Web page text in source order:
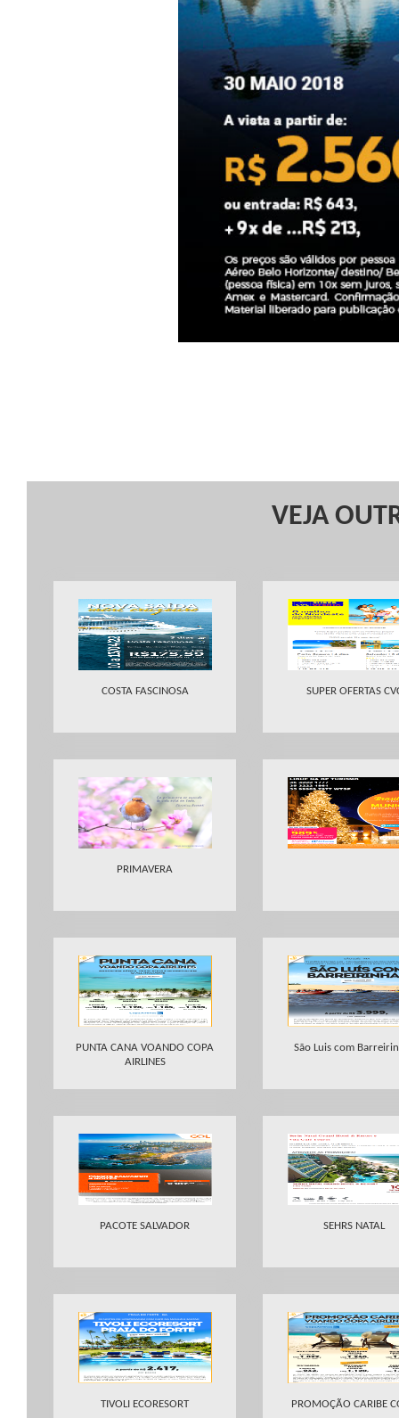
VEJA
COSTA FASCINOSA SUPER OFERTAS
PRIMAVERA
PUNTA CANA VOANDO COPA
AIRLINES
São Luis com
PACOTE SALVADOR SEHRS NATAL
TIVOLI ECORESORT PROMOÇÃO CARIBE